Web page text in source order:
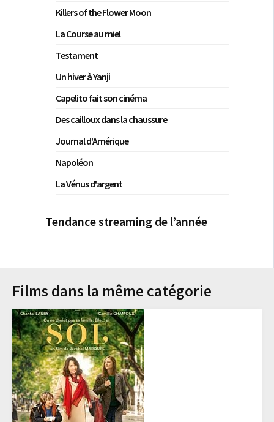
Killers of the Flower Moon
La Course au miel
Testament
Un hiver à Yanji
Capelito fait son cinéma
Des cailloux dans la chaussure
Journal d'Amérique
Napoléon
La Vénus d'argent
Tendance streaming de l’année
Films dans la même catégorie